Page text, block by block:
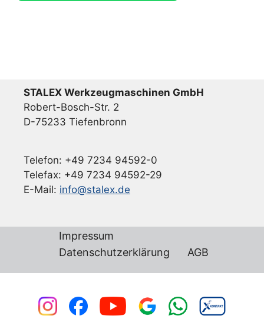
STALEX Werkzeugmaschinen GmbH
Robert-Bosch-Str. 2
D-75233 Tiefenbronn
Telefon: +49 7234 94592-0
Telefax: +49 7234 94592-29
E-Mail: info@stalex.de
Impressum
Datenschutzerklärung
AGB